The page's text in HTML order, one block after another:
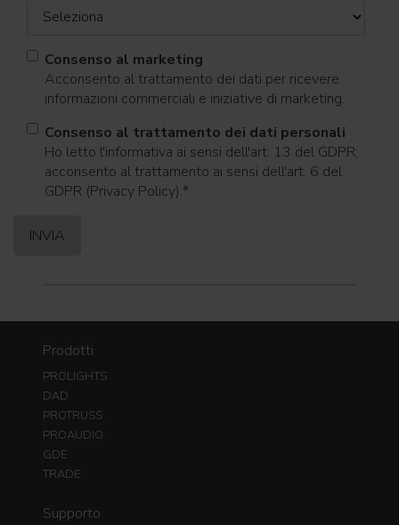
Consenso al marketing
Acconsento al trattamento dei dati per ricevere
informazioni commerciali e iniziative di marketing.
Consenso al trattamento dei dati personali
Ho letto l'informativa ai sensi dell'art. 13 del GDPR;
acconsento al trattamento ai sensi dell'art. 6 del
GDPR (Privacy Policy).*
Prodotti
PROLIGHTS
DAD
PROTRUSS
PROAUDIO
GDE
TRADE
Supporto